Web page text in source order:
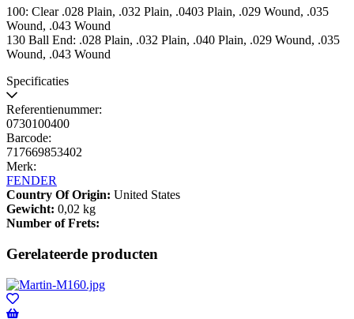
100: Clear .028 Plain, .032 Plain, .0403 Plain, .029 Wound, .035
Wound, .043 Wound
130 Ball End: .028 Plain, .032 Plain, .040 Plain, .029 Wound, .035
Wound, .043 Wound
Specificaties
Referentienummer:
0730100400
Barcode:
717669853402
Merk:
FENDER
Country Of Origin: United States
Gewicht: 0,02 kg
Number of Frets:
Gerelateerde producten